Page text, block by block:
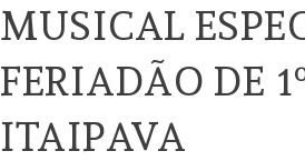
MUSICAL
FERIADÃO DE
ITAIPAVA